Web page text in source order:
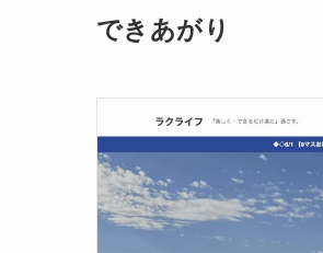
できあがり